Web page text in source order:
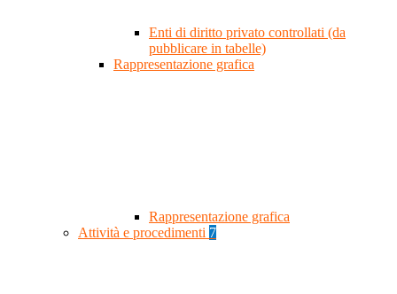
Enti di diritto privato controllati (da
pubblicare in tabelle)
Rappresentazione grafica
Rappresentazione grafica
Attività e procedimenti 7